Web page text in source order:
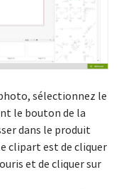
sélectionnez le
le bouton de la
dans le produit
clipart est de cliquer
et de cliquer sur